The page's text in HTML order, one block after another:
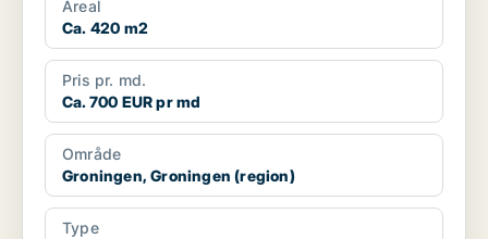
Areal
Ca. 420 m2
Pris pr. md.
Ca. 700 EUR pr md
Område
Groningen, Groningen (region)
Type